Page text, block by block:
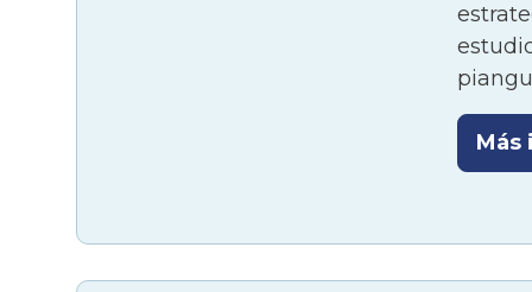
Más
Con la